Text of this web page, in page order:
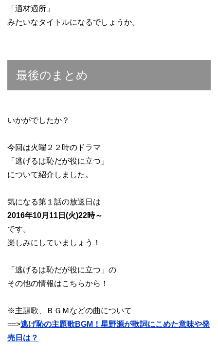
「適材適所」
みたいなタイトルになるでしょうか。
最後のまとめ
いかがでしたか？
今回は火曜２２時のドラマ
「逃げるは恥だが役に立つ」
について紹介しました。
気になる第１話の放送日は
2016年10月11日(火)22時～
です。
楽しみにしていましょう！
「逃げるは恥だが役に立つ」の
その他の情報はこちらから！
※主題歌、ＢＧＭなどの曲について
==>逃げ恥の主題歌BGM！星野源が歌詞にこめた意味や発
売日は？